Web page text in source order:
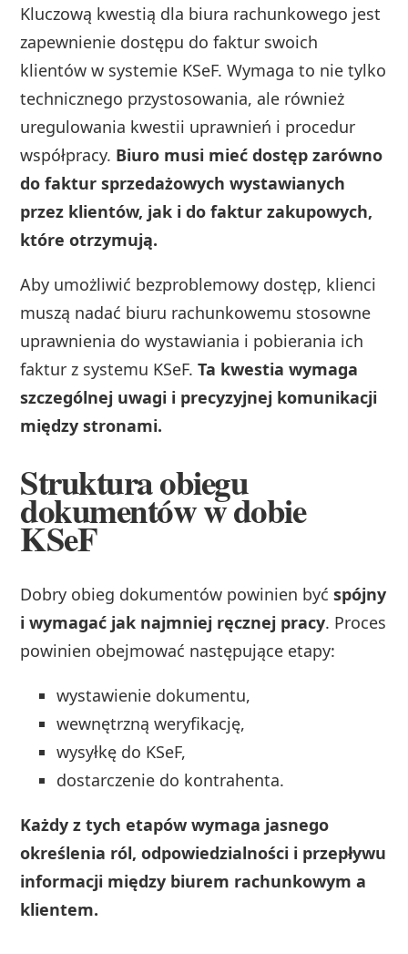
Kluczową kwestią dla biura rachunkowego jest
zapewnienie dostępu do faktur swoich
klientów w systemie KSeF. Wymaga to nie tylko
technicznego przystosowania, ale również
uregulowania kwestii uprawnień i procedur
współpracy. Biuro musi mieć dostęp zarówno
do faktur sprzedażowych wystawianych
przez klientów, jak i do faktur zakupowych,
które otrzymują.
Aby umożliwić bezproblemowy dostęp, klienci
muszą nadać biuru rachunkowemu stosowne
uprawnienia do wystawiania i pobierania ich
faktur z systemu KSeF.Ta kwestia wymaga
szczególnej uwagi i precyzyjnej komunikacji
między stronami.
Struktura obiegu
dokumentów w dobie
KSeF
Dobry obieg dokumentów powinien byćspójny
i wymagać jak najmniej ręcznej pracy. Proces
powinien obejmować następujące etapy:
wystawienie dokumentu,
wewnętrzną weryfikację,
wysyłkę do KSeF,
dostarczenie do kontrahenta.
Każdy z tych etapów wymaga jasnego
określenia ról, odpowiedzialności i przepływu
informacji między biurem rachunkowym a
klientem.